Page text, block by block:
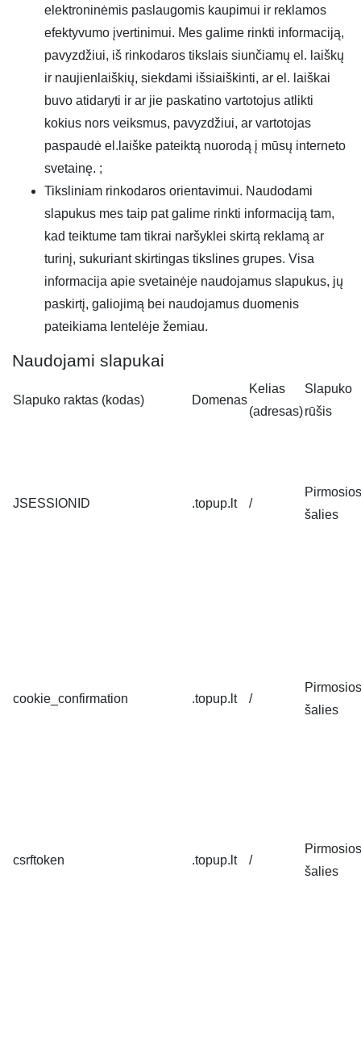
elektroninėmis paslaugomis kaupimui ir reklamos
efektyvumo įvertinimui. Mes galime rinkti informaciją,
pavyzdžiui, iš rinkodaros tikslais siunčiamų el. laiškų
ir naujienlaiškių, siekdami išsiaiškinti, ar el. laiškai
buvo atidaryti ir ar jie paskatino vartotojus atlikti
kokius nors veiksmus, pavyzdžiui, ar vartotojas
paspaudė el.laiške pateiktą nuorodą į mūsų interneto
svetainę. ;
Tiksliniam rinkodaros orientavimui. Naudodami
slapukus mes taip pat galime rinkti informaciją tam,
kad teiktume tam tikrai naršyklei skirtą reklamą ar
turinį, sukuriant skirtingas tikslines grupes. Visa
informacija apie svetainėje naudojamus slapukus, jų
paskirtį, galiojimą bei naudojamus duomenis
pateikiama lentelėje žemiau.
Naudojami slapukai
Slapuko raktas (kodas) Domenas
Kelias
(adresas)
Slapuko
rūšis
JSESSIONID .topup.lt /
Pirmosios
šalies
cookie_confirmation .topup.lt /
Pirmosios
šalies
csrftoken .topup.lt /
Pirmosios
šalies